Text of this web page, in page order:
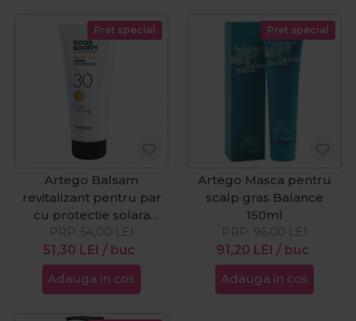
Pret special
Artego Balsam
revitalizant pentru par
cu protectie solara
Beauty Sun 200ml
51,30 LEI / buc
PRP: 54,00 LEI
Adauga in cos
Pret special
Artego Masca pentru
scalp gras Balance
150ml
91,20 LEI / buc
PRP: 96,00 LEI
Adauga in cos